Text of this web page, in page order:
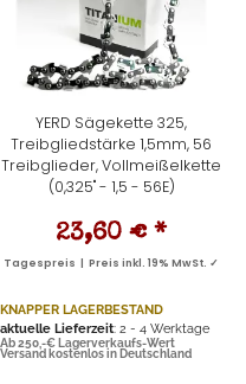
YERD Sägekette 325,
Treibgliedstärke 1,5mm, 56
Treibglieder, Vollmeißelkette
(0,325" - 1,5 - 56E)
23,60 € *
Tagespreis | Preis inkl. 19% MwSt. ✓
KNAPPER LAGERBESTAND
aktuelle Lieferzeit: 2 - 4 Werktage
Ab 250,-€ Lagerverkaufs-Wert
Versand kostenlos in Deutschland